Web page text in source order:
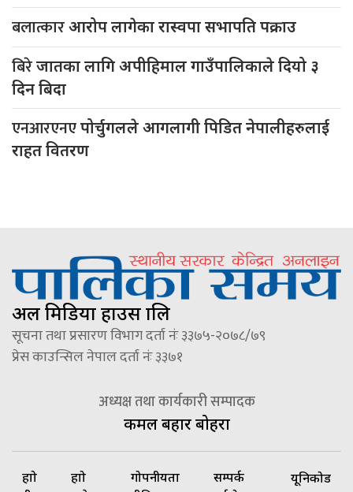
बलात्कारआरोप लागेका रास्वपा सभापति पक्राउ
बिरेजातका लागि अपीहिमाल गाउँपालिकाले दियो ३
दिन बिदा
एनआरएनएपोर्चुगलले आगलागी पिडित नेपालीहरुलाई
राहत वितरण
अल मिडिया हाउस प्रालि
सूचना तथा प्रसारण विभाग दर्ता नंः ३३७५-२०७८/७९
प्रेस काउन्सिल नेपाल दर्ता नंः ३३७१
अध्यक्ष तथा कार्यकारी सम्पादक
कमल बहादुर बोहरा
हाम्रो
हाम्रो
गोपनीयता
सम्पर्क
यूनिकोड